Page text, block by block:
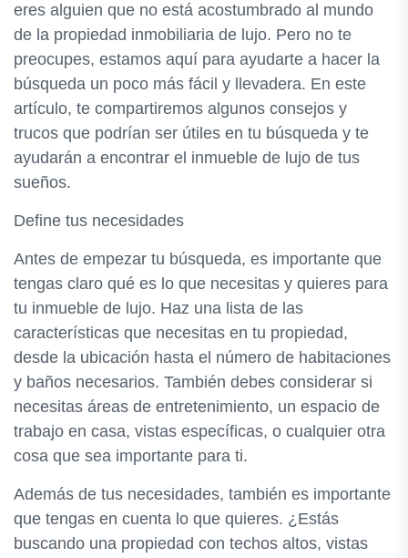
eres alguien que no está acostumbrado al mundo
de la propiedad inmobiliaria de lujo. Pero no te
preocupes, estamos aquí para ayudarte a hacer la
búsqueda un poco más fácil y llevadera. En este
artículo, te compartiremos algunos consejos y
trucos que podrían ser útiles en tu búsqueda y te
ayudarán a encontrar el inmueble de lujo de tus
sueños.
Define tus necesidades
Antes de empezar tu búsqueda, es importante que
tengas claro qué es lo que necesitas y quieres para
tu inmueble de lujo. Haz una lista de las
características que necesitas en tu propiedad,
desde la ubicación hasta el número de habitaciones
y baños necesarios. También debes considerar si
necesitas áreas de entretenimiento, un espacio de
trabajo en casa, vistas específicas, o cualquier otra
cosa que sea importante para ti.
Además de tus necesidades, también es importante
que tengas en cuenta lo que quieres. ¿Estás
buscando una propiedad con techos altos, vistas